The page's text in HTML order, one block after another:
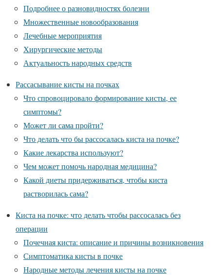
Подробнее о разновидностях болезни
Множественные новообразования
Лечебные мероприятия
Хирургические методы
Актуальность народных средств
Рассасывание кисты на почках
Что спровоцировало формирование кисты, ее
симптомы?
Может ли сама пройти?
Что делать что бы рассосалась киста на почке?
Какие лекарства используют?
Чем может помочь народная медицина?
Какой диеты придерживаться, чтобы киста
растворилась сама?
Киста на почке: что делать чтобы рассосалась без
операции
Почечная киста: описание и причины возникновения
Симптоматика кисты в почке
Народные методы лечения кисты на почке